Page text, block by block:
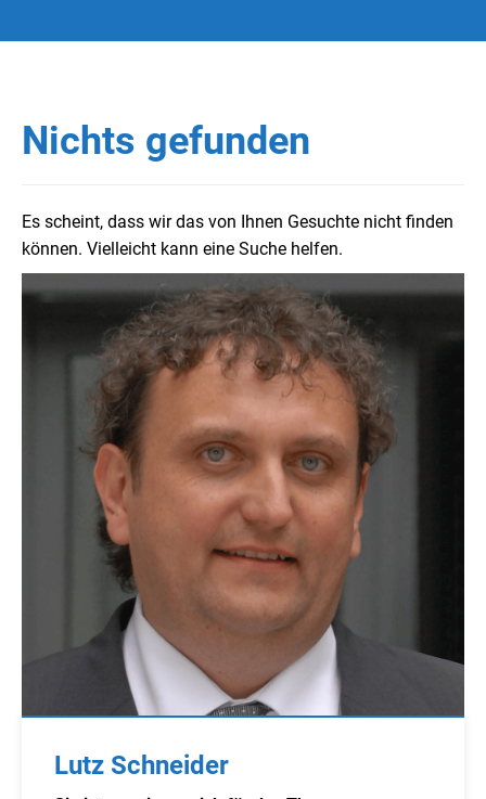
Nichts gefunden
Es scheint, dass wir das von Ihnen Gesuchte nicht finden
können. Vielleicht kann eine Suche helfen.
Lutz Schneider